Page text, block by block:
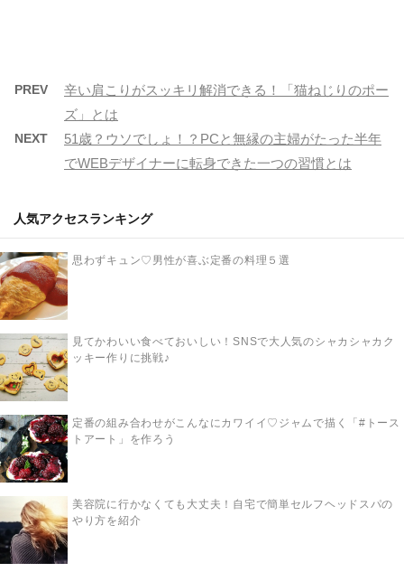
PREV
辛い肩こりがスッキリ解消できる！「猫ねじりのポー
ズ」とは
NEXT
51歳？ウソでしょ！？PCと無縁の主婦がたった半年
でWEBデザイナーに転身できた一つの習慣とは
人気アクセスランキング
思わずキュン♡男性が喜ぶ定番の料理５選
見てかわいい食べておいしい！SNSで大人気のシャカシャカク
ッキー作りに挑戦♪
定番の組み合わせがこんなにカワイイ♡ジャムで描く「#トース
トアート」を作ろう
美容院に行かなくても大丈夫！自宅で簡単セルフヘッドスパの
やり方を紹介